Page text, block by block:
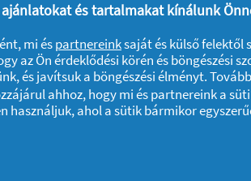
Rólunk P & G
és tartalmakat kínálunk
mi éspartnereinksaját és külső felektől
az Ön érdeklődési körén és böngészési
és javítsuk a böngészési élményt.
ahhoz, hogy mi és partnereink a
használjuk, ahol a sütik bármikor